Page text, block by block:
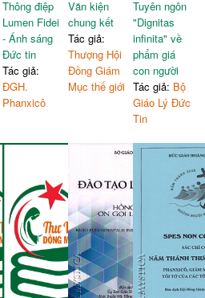
Thông điệp
Lumen Fidei
- Ánh sáng
Đức tin
Tác giả:
ĐGH.
Phanxicô
Văn kiện
chung kết
Tác giả:
Thượng Hội
Đồng Giám
Mục thế giới
Tuyên ngôn
"Dignitas
infinita" về
phẩm giá
con người
Tác giả: Bộ
Giáo Lý Đức
Tin